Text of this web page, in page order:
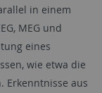
in einem
MEG und
eines
wie etwa die
Erkenntnisse aus